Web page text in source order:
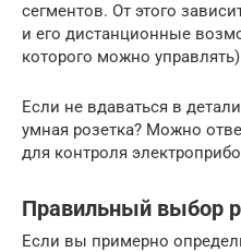
сегментов. От этого
и его дистанционные
которого можно
Если не вдаваться в
умная розетка? Можно
для контроля
Правильный выбор
Если вы примерно